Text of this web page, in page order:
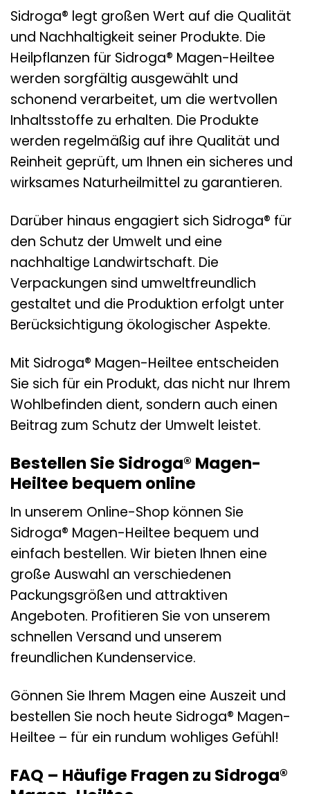
Sidroga® legt großen Wert auf die Qualität
und Nachhaltigkeit seiner Produkte. Die
Heilpflanzen für Sidroga® Magen-Heiltee
werden sorgfältig ausgewählt und
schonend verarbeitet, um die wertvollen
Inhaltsstoffe zu erhalten. Die Produkte
werden regelmäßig auf ihre Qualität und
Reinheit geprüft, um Ihnen ein sicheres und
wirksames Naturheilmittel zu garantieren.
Darüber hinaus engagiert sich Sidroga® für
den Schutz der Umwelt und eine
nachhaltige Landwirtschaft. Die
Verpackungen sind umweltfreundlich
gestaltet und die Produktion erfolgt unter
Berücksichtigung ökologischer Aspekte.
Mit Sidroga® Magen-Heiltee entscheiden
Sie sich für ein Produkt, das nicht nur Ihrem
Wohlbefinden dient, sondern auch einen
Beitrag zum Schutz der Umwelt leistet.
Bestellen Sie Sidroga® Magen-
Heiltee bequem online
In unserem Online-Shop können Sie
Sidroga® Magen-Heiltee bequem und
einfach bestellen. Wir bieten Ihnen eine
große Auswahl an verschiedenen
Packungsgrößen und attraktiven
Angeboten. Profitieren Sie von unserem
schnellen Versand und unserem
freundlichen Kundenservice.
Gönnen Sie Ihrem Magen eine Auszeit und
bestellen Sie noch heute Sidroga® Magen-
Heiltee – für ein rundum wohliges Gefühl!
FAQ – Häufige Fragen zu Sidroga®